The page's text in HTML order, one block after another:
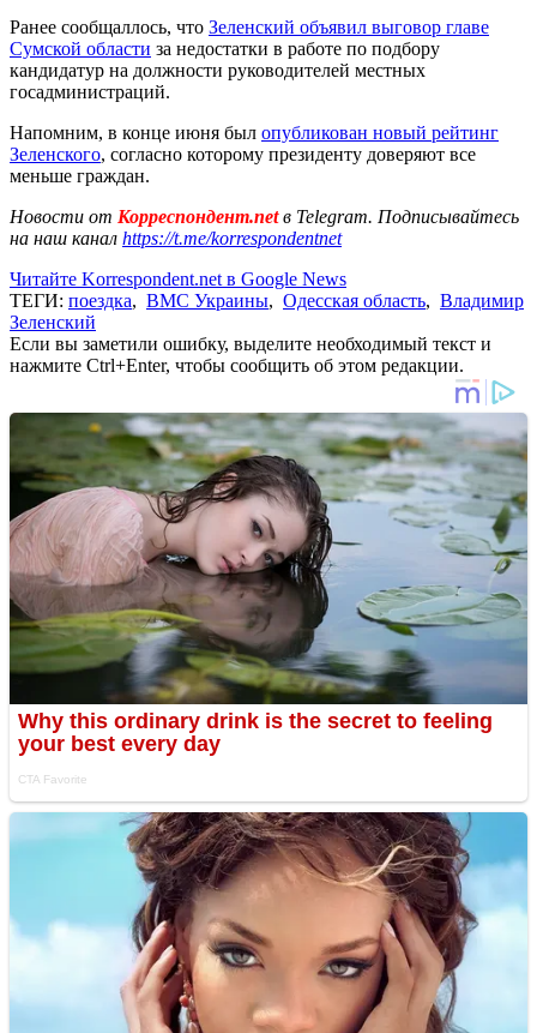
Ранее сообщаллось, что Зеленский объявил выговор главе
Сумской области за недостатки в работе по подбору
кандидатур на должности руководителей местных
госадминистраций.
Напомним, в конце июня был опубликован новый рейтинг
Зеленского, согласно которому президенту доверяют все
меньше граждан.
Новости от Корреспондент.netв Telegram. Подписывайтесь
на наш канал https://t.me/korrespondentnet
Читайте Korrespondent.net в Google News
ТЕГИ: поездка, ВМС Украины, Одесская область, Владимир
Зеленский
Если вы заметили ошибку, выделите необходимый текст и
нажмите Ctrl+Enter, чтобы сообщить об этом редакции.